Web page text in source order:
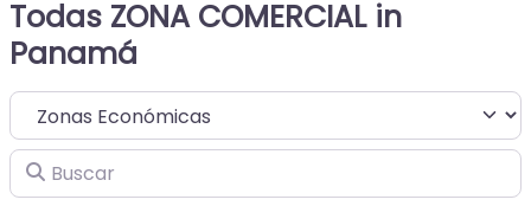
Todas ZONA COMERCIAL in
Panamá
Seleccionar el formulario de búsqueda
Buscar